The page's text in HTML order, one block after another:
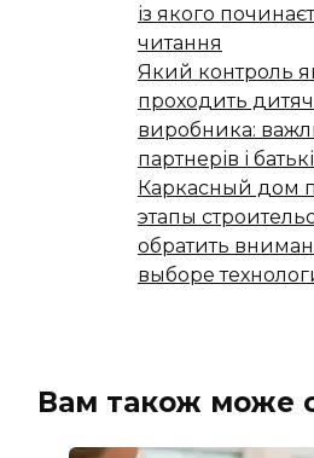
із якого
читання
Який контроль
проходить
виробника:
партнерів і
Каркасный дом
этапы
обратить
выборе
Вам також може